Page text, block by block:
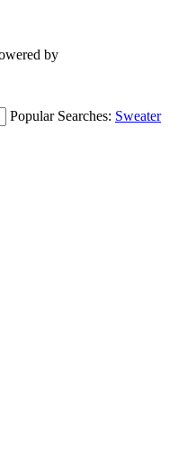
by
Popular Searches: Sweater